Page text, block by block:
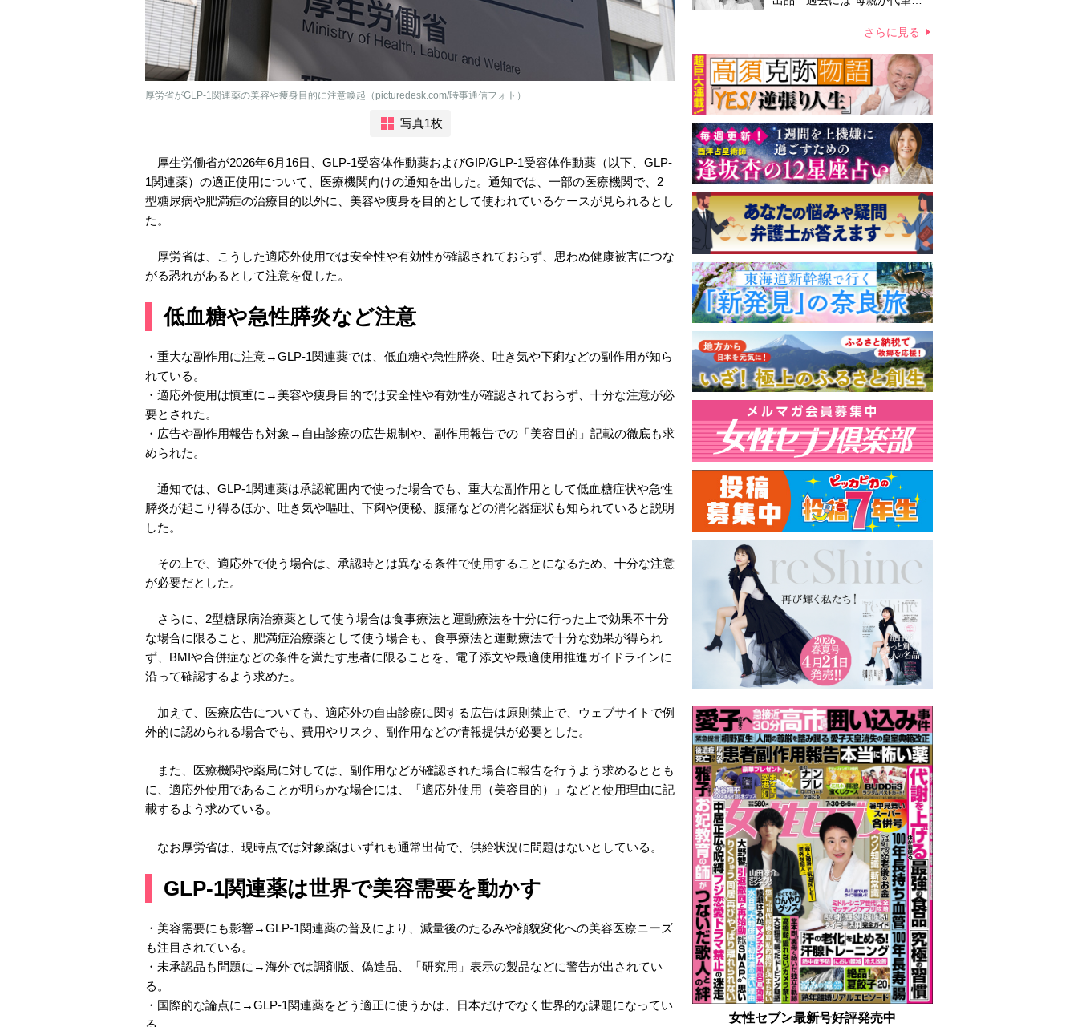
厚労省がGLP-1関連薬の美容や痩身目的に注意喚起（picturedesk.com/時事通信フォト）
写真1枚
厚生労働省が2026年6月16日、GLP-1受容体作動薬およびGIP/GLP-1受容体作動薬（以下、GLP-
1関連薬）の適正使用について、医療機関向けの通知を出した。通知では、一部の医療機関で、2
型糖尿病や肥満症の治療目的以外に、美容や痩身を目的として使われているケースが見られるとし
た。
厚労省は、こうした適応外使用では安全性や有効性が確認されておらず、思わぬ健康被害につな
がる恐れがあるとして注意を促した。
低血糖や急性膵炎など注意
・重大な副作用に注意→GLP-1関連薬では、低血糖や急性膵炎、吐き気や下痢などの副作用が知ら
れている。
・適応外使用は慎重に→美容や痩身目的では安全性や有効性が確認されておらず、十分な注意が必
要とされた。
・広告や副作用報告も対象→自由診療の広告規制や、副作用報告での「美容目的」記載の徹底も求
められた。
通知では、GLP-1関連薬は承認範囲内で使った場合でも、重大な副作用として低血糖症状や急性
膵炎が起こり得るほか、吐き気や嘔吐、下痢や便秘、腹痛などの消化器症状も知られていると説明
した。
その上で、適応外で使う場合は、承認時とは異なる条件で使用することになるため、十分な注意
が必要だとした。
さらに、2型糖尿病治療薬として使う場合は食事療法と運動療法を十分に行った上で効果不十分
な場合に限ること、肥満症治療薬として使う場合も、食事療法と運動療法で十分な効果が得られ
ず、BMIや合併症などの条件を満たす患者に限ることを、電子添文や最適使用推進ガイドラインに
沿って確認するよう求めた。
加えて、医療広告についても、適応外の自由診療に関する広告は原則禁止で、ウェブサイトで例
外的に認められる場合でも、費用やリスク、副作用などの情報提供が必要とした。
また、医療機関や薬局に対しては、副作用などが確認された場合に報告を行うよう求めるととも
に、適応外使用であることが明らかな場合には、「適応外使用（美容目的）」などと使用理由に記
載するよう求めている。
なお厚労省は、現時点では対象薬はいずれも通常出荷で、供給状況に問題はないとしている。
GLP-1関連薬は世界で美容需要を動かす
・美容需要にも影響→GLP-1関連薬の普及により、減量後のたるみや顔貌変化への美容医療ニーズ
も注目されている。
・未承認品も問題に→海外では調剤版、偽造品、「研究用」表示の製品などに警告が出されてい
る。
・国際的な論点に→GLP-1関連薬をどう適正に使うかは、日本だけでなく世界的な課題になってい
る。
ほどで売買 昭和スターグッズ
さらに見る
女性セブン最新号好評発売中